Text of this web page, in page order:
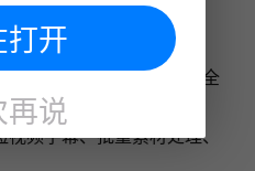
/ 网页数据互通；
一 APP 满足音视频处理全
频字幕、批量素材处理、
打开
再说